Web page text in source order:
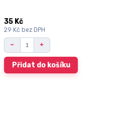
35 Kč
29 Kč bez DPH
Přidat do košíku